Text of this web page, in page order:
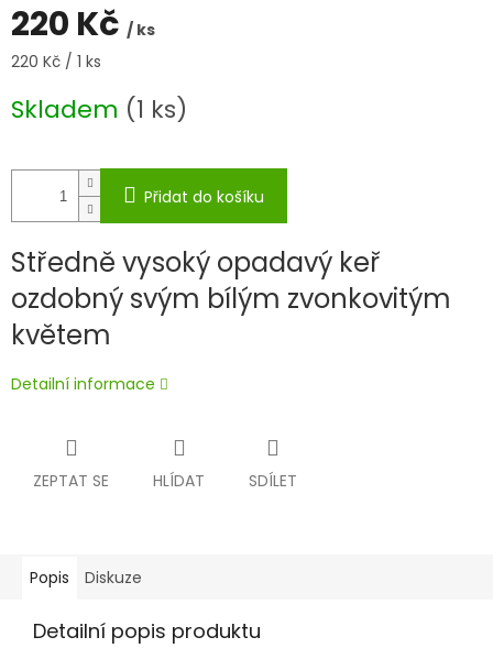
220 Kč / ks
Měrná
220 Kč / 1 ks
Skladem (1 ks)
Přidat do košíku
Středně vysoký opadavý keř
ozdobný svým bílým zvonkovitým
květem
Detailní informace
ZEPTAT SE HLÍDAT SDÍLET
Popis Diskuze
Detailní popis produktu